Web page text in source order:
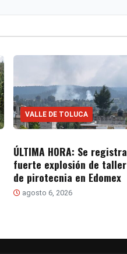
VALLE DE TOLUCA
ÚLTIMA HORA: Se registra
fuerte explosión de taller
de pirotecnia en Edomex
agosto 6, 2026